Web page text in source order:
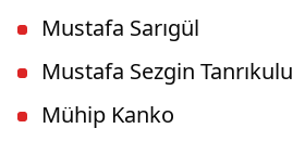
Mustafa Sarıgül
Mustafa Sezgin Tanrıkulu
Mühip Kanko